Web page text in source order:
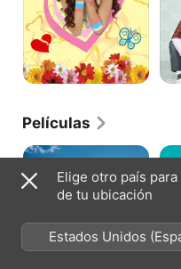
Películas
Casi
Mí
Elige otro país
de tu ubicación
Estados Unidos
México)